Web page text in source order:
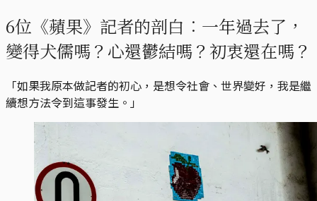
6位《蘋果》記者的剖白︰一年過去了，
變得犬儒嗎？心還鬱結嗎？初衷還在嗎？
「如果我原本做記者的初心，是想令社會、世界變好，我是繼
續想方法令到這事發生。」